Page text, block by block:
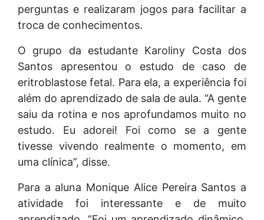
perguntas e realizaram jogos para facilitar a
troca de conhecimentos.
O grupo da estudante Karoliny Costa dos
Santos apresentou o estudo de caso de
eritroblastose fetal. Para ela, a experiência foi
além do aprendizado de sala de aula. “A gente
saiu da rotina e nos aprofundamos muito no
estudo. Eu adorei! Foi como se a gente
tivesse vivendo realmente o momento, em
uma clínica”, disse.
Para a aluna Monique Alice Pereira Santos a
atividade foi interessante e de muito